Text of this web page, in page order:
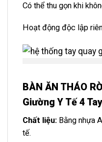
Có thể thu gọn khi
Hoạt động độc lập
BÀN ĂN THÁO
Giường Y Tế 4
Chất liệu: Bằng nhựa
tế.